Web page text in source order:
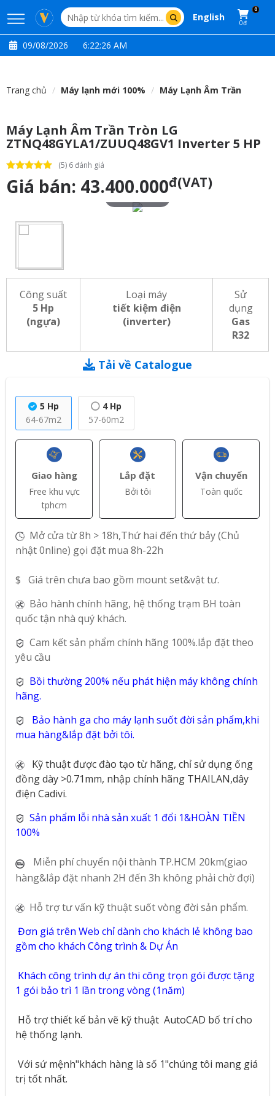
English
0
0đ
09/08/2026 6:22:27 AM
Trang chủ Máy lạnh mới 100% Máy Lạnh Âm Trần
Máy Lạnh Âm Trần Tròn LG
ZTNQ48GYLA1/ZUUQ48GV1 Inverter 5 HP
(5) 6 đánh giá
Giá bán: 43.400.000đ(VAT)
Công suất
5 Hp
(ngựa)
Loại máy
tiết kiệm điện
(inverter)
Sử
dụng
Gas
R32
Tải về Catalogue
5 Hp
64-67m2
4 Hp
57-60m2
Giao hàng
Free khu vực
tphcm
Lắp đặt
Bởi tôi
Vận chuyển
Toàn quốc
Mở cửa từ 8h > 18h,Thứ hai đến thứ bảy (Chủ
nhật 0nline) gọi đặt mua 8h-22h
$ Giá trên chưa bao gồm mount set&vật tư.
Bảo hành chính hãng, hệ thống trạm BH toàn
quốc tận nhà quý khách.
Cam kết sản phẩm chính hãng 100%.lắp đặt theo
yêu cầu
Bồi thường 200% nếu phát hiện máy không chính
hãng.
Bảo hành ga cho máy lạnh suốt đời sản phẩm,khi
mua hàng&lắp đặt bởi tôi.
Kỹ thuật được đào tạo từ hãng, chỉ sử dụng ống
đồng dày >0.71mm, nhập chính hãng THAILAN,dây
điện Cadivi.
Sản phẩm lỗi nhà sản xuất 1 đổi 1&HOÀN TIỀN
100%
Miễn phí chuyển nội thành TP.HCM 20km(giao
hàng&lắp đặt nhanh 2H đến 3h không phải chờ đợi)
Hỗ trợ tư vấn kỹ thuật suốt vòng đời sản phẩm.
Đơn giá trên Web chỉ dành cho khách lẻ không bao
gồm cho khách Công trình & Dự Án
Khách công trình dự án thi công trọn gói được tặng
1 gói bảo trì 1 lần trong vòng (1năm)
Hỗ trợ thiết kế bản vẽ kỹ thuật AutoCAD bố trí cho
hệ thống lạnh.
Với sứ mệnh"khách hàng là số 1"chúng tôi mang giá
trị tốt nhất.